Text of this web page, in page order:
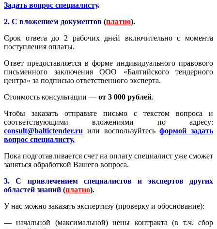
Задать вопрос специалисту.
2. С вложением документов (платно).
Срок ответа до 2 рабочих дней включительно с момента
поступления оплаты.
Ответ предоставляется в форме индивидуального правового
письменного заключения ООО «Балтийского тендерного
центра» за подписью ответственного эксперта.
Стоимость консультации — от 3 000 рублей.
Чтобы заказать отправьте письмо с текстом вопроса и
соответствующими вложениями по адресу:
consult@baltictender.ru или воспользуйтесьформой задать
вопрос специалисту.
Пока подготавливается счет на оплату специалист уже сможет
заняться обработкой Вашего вопроса.
3. С привлечением специалистов и экспертов других
областей знаний (платно).
У нас можно заказать экспертизу (проверку и обоснование):
— начальной (максимальной) цены контракта (в т.ч. сбор